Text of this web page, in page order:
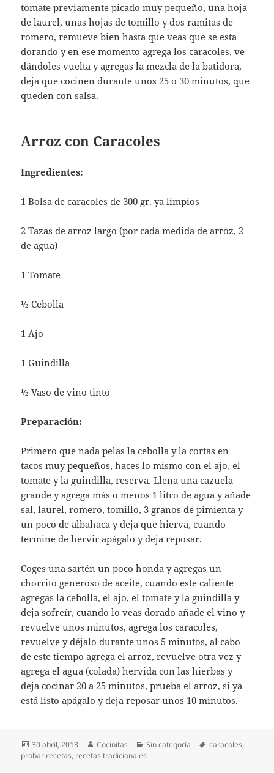
tomate previamente picado muy pequeño, una hoja
de laurel, unas hojas de tomillo y dos ramitas de
romero, remueve bien hasta que veas que se esta
dorando y en ese momento agrega los caracoles, ve
dándoles vuelta y agregas la mezcla de la batidora,
deja que cocinen durante unos 25 o 30 minutos, que
queden con salsa.
Arroz con Caracoles
Ingredientes:
1 Bolsa de caracoles de 300 gr. ya limpios
2 Tazas de arroz largo (por cada medida de arroz, 2
de agua)
1 Tomate
½ Cebolla
1 Ajo
1 Guindilla
½ Vaso de vino tinto
Preparación:
Primero que nada pelas la cebolla y la cortas en
tacos muy pequeños, haces lo mismo con el ajo, el
tomate y la guindilla, reserva. Llena una cazuela
grande y agrega más o menos 1 litro de agua y añade
sal, laurel, romero, tomillo, 3 granos de pimienta y
un poco de albahaca y deja que hierva, cuando
termine de hervir apágalo y deja reposar.
Coges una sartén un poco honda y agregas un
chorrito generoso de aceite, cuando este caliente
agregas la cebolla, el ajo, el tomate y la guindilla y
deja sofreír, cuando lo veas dorado añade el vino y
revuelve unos minutos, agrega los caracoles,
revuelve y déjalo durante unos 5 minutos, al cabo
de este tiempo agrega el arroz, revuelve otra vez y
agrega el agua (colada) hervida con las hierbas y
deja cocinar 20 a 25 minutos, prueba el arroz, si ya
está listo apágalo y deja reposar unos 10 minutos.
Publicado
el
30 abril, 2013 Autor
Cocinitas Categorías
Sin categoría Etiquetas
caracoles,
probar recetas, recetas tradicionales